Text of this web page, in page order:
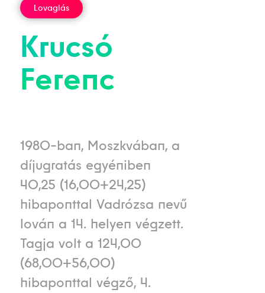
Lovaglás
Krucsó
Ferenc
1980-ban, Moszkvában, a
díjugratás egyéniben
40,25 (16,00+24,25)
hibaponttal Vadrózsa nevű
lován a 14. helyen végzett.
Tagja volt a 124,00
(68,00+56,00)
hibaponttal végző, 4.